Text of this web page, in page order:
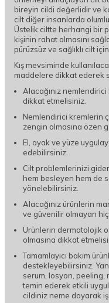
bireyin cildi değerlidir ve
cilt diğer insanlarda
Üstelik ciltte herhangi bir
kişinin rahat olmasını
pürüzsüz ve sağlıklı cilt
Kış mevsiminde
maddelere dikkat ederek
Alacağınız
dikkat etmelisiniz.
Nemlendirici kremlerin
zengin olmasına özen
El, ayak ve yüze
edebilirsiniz.
Cilt problemlerinizi
hem besleyen hem de
yönelebilirsiniz.
Alacağınız ürünlerin
ve güvenilir olmayan
Ürünlerin dermatolojik
olmasına dikkat
Tamamlayıcı bakım
destekleyebilirsiniz.
serum, losyon, peeling,
temin ederek etkili
cildiniz neme doyarak